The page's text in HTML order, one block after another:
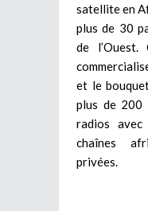
satellite en
plus de 30
de l’Ouest.
et le
plus de 200
radios
chaînes
privées.